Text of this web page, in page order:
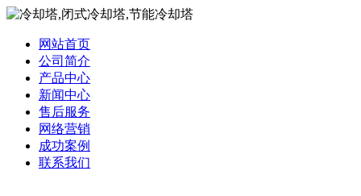
网站首页
公司简介
产品中心
新闻中心
售后服务
网络营销
成功案例
联系我们